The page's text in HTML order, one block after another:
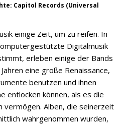
Capitol Records (Universal
einige Zeit, um zu reifen. In
Digitalmusik
erleben einige der Bands
eine große Renaissance,
benutzen und ihnen
entlocken können, als es die
vermögen. Alben, die seinerzeit
wahrgenommen wurden,